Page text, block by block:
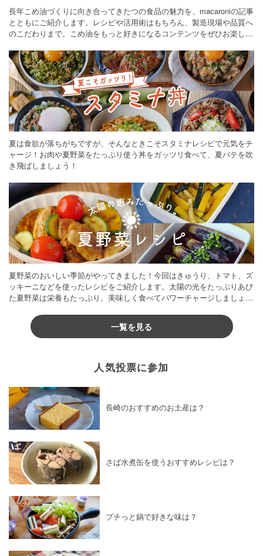
長年こめ油づくりに向き合ってきたつの食品の魅力を、macaroniの記事
とともにご紹介します。レシピや活用術はもちろん、製造現場や品質へ
のこだわりまで。こめ油をもっと好きになるコンテンツをぜひお楽しみ
夏は食欲が落ちがちですが、そんなときこそスタミナレシピで元気をチ
ャージ！お肉や夏野菜をたっぷり使う丼をガッツリ食べて、夏バテを吹
き飛ばしましょう！
夏野菜のおいしい季節がやってきました！今回はきゅうり、トマト、ズ
ッキーニなどを使ったレシピをご紹介します。太陽の光をたっぷりあび
た夏野菜は栄養もたっぷり。美味しく食べてパワーチャージしましょう
一覧を見る
人気投票に参加
長崎のおすすめのお土産は？
さば水煮缶を使うおすすめレシピは？
プチっと鍋で好きな味は？